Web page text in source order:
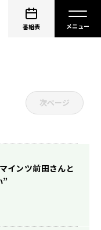
番組表
次ページ
インツ前田さんと
”